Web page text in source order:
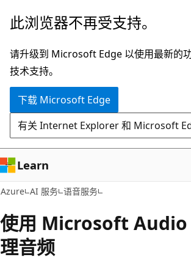
跳
主
要
内
此浏览器不再受支持。
请升级到 Microsoft Edge 以使用最新的
技术支持。
下载 Microsoft Edge
有关 Internet Explorer 和 Microsoft
Learn
Azure AI 服务 语音服务
使用 Microsoft Audio
理音频